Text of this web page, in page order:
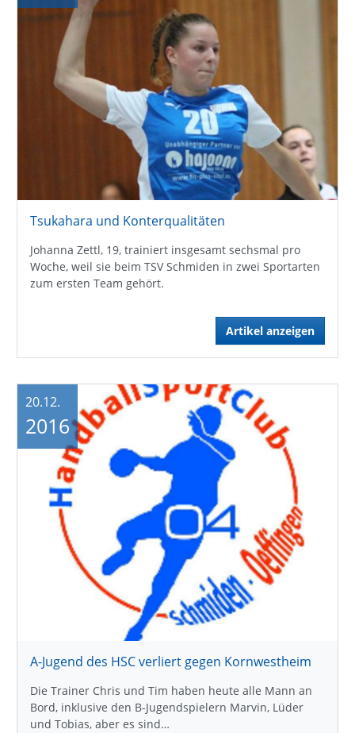
Tsukahara und Konterqualitäten
Johanna Zettl, 19, trainiert insgesamt sechsmal pro
Woche, weil sie beim TSV Schmiden in zwei Sportarten
zum ersten Team gehört.
Artikel anzeigen
A-Jugend des HSC verliert gegen Kornwestheim
Die Trainer Chris und Tim haben heute alle Mann an
Bord, inklusive den B-Jugendspielern Marvin, Lüder
und Tobias, aber es sind…
20.12.
2016